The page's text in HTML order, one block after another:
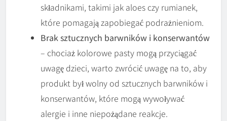
składnikami, takimi jak aloes czy rumianek,
które pomagają zapobiegać podrażnieniom.
Brak sztucznych barwników i konserwantów
– chociaż kolorowe pasty mogą przyciągać
uwagę dzieci, warto zwrócić uwagę na to, aby
produkt był wolny od sztucznych barwników i
konserwantów, które mogą wywoływać
alergie i inne niepożądane reakcje.